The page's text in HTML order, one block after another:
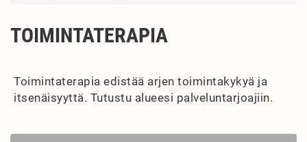
TOIMINTATERAPIA
Toimintaterapia edistää arjen toimintakykyä ja
itsenäisyyttä. Tutustu alueesi palveluntarjoajiin.